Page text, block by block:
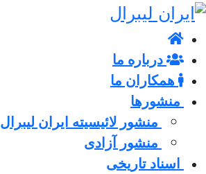
درباره ما
همکاران ما
منشورها
منشور لائیسیته ایران لیبرال
منشور آزادی
اسناد تاریخی